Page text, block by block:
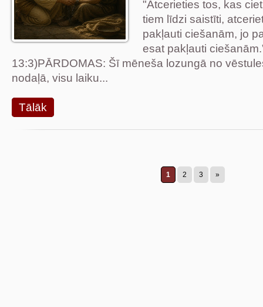
"Atcerieties tos, kas
tiem līdzi saistīti,
pakļauti ciešanām, jo
esat pakļauti
13:3)PĀRDOMAS: Šī mēneša lozungā no
nodaļā, visu laiku...
Tālāk
1 2 3 »